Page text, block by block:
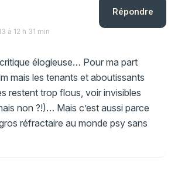
à 12 h 31 min
élogieuse… Pour ma part
mais les tenants et aboutissants
restent trop flous, voir invisibles
non ?!)… Mais c’est aussi parce
réfractaire au monde psy sans
Répondre